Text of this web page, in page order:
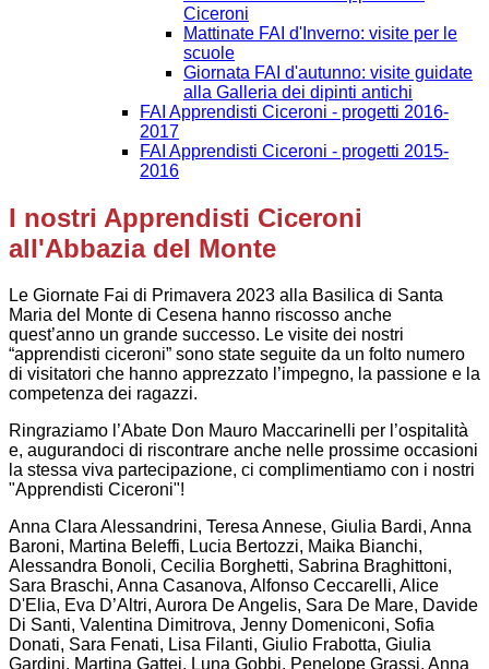
Ciceroni
Mattinate FAI d'Inverno: visite per le
scuole
Giornata FAI d'autunno: visite guidate
alla Galleria dei dipinti antichi
FAI Apprendisti Ciceroni - progetti 2016-
2017
FAI Apprendisti Ciceroni - progetti 2015-
2016
I nostri Apprendisti Ciceroni
all'Abbazia del Monte
Le Giornate Fai di Primavera 2023 alla Basilica di Santa
Maria del Monte di Cesena hanno riscosso anche
quest’anno un grande successo. Le visite dei nostri
“apprendisti ciceroni” sono state seguite da un folto numero
di visitatori che hanno apprezzato l’impegno, la passione e la
competenza dei ragazzi.
Ringraziamo l’Abate Don Mauro Maccarinelli per l’ospitalità
e, augurandoci di riscontrare anche nelle prossime occasioni
la stessa viva partecipazione, ci complimentiamo con i nostri
"Apprendisti Ciceroni"!
Anna Clara Alessandrini, Teresa Annese, Giulia Bardi, Anna
Baroni, Martina Beleffi, Lucia Bertozzi, Maika Bianchi,
Alessandra Bonoli, Cecilia Borghetti, Sabrina Braghittoni,
Sara Braschi, Anna Casanova, Alfonso Ceccarelli, Alice
D'Elia, Eva D’Altri, Aurora De Angelis, Sara De Mare, Davide
Di Santi, Valentina Dimitrova, Jenny Domeniconi, Sofia
Donati, Sara Fenati, Lisa Filanti, Giulio Frabotta, Giulia
Gardini, Martina Gattei, Luna Gobbi, Penelope Grassi, Anna